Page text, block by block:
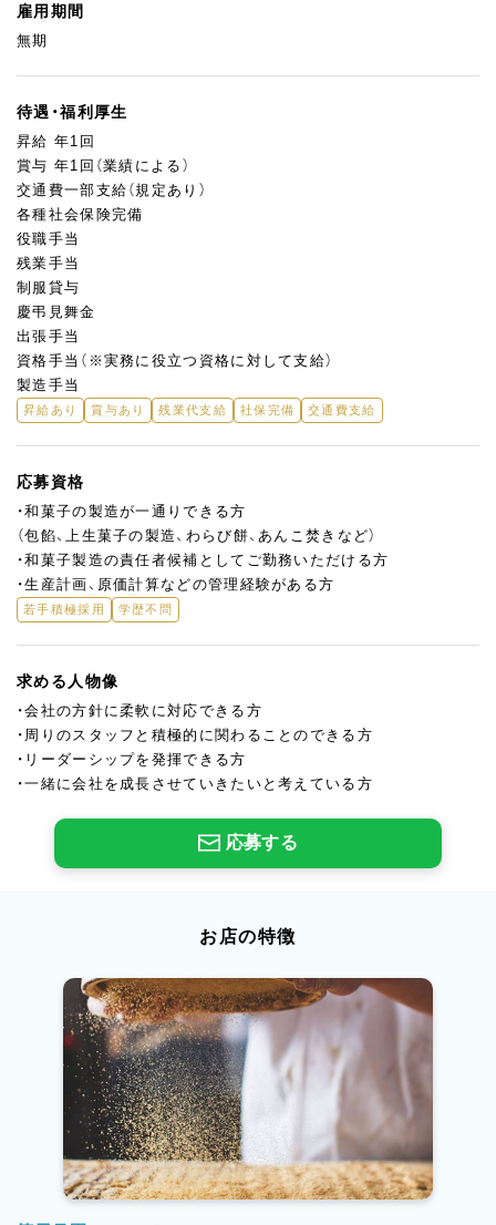
雇用期間
無期
待遇・福利厚生
昇給 年1回
賞与 年1回（業績による）
交通費一部支給（規定あり）
各種社会保険完備
役職手当
残業手当
制服貸与
慶弔⾒舞⾦
出張⼿当
資格⼿当（※実務に役⽴つ資格に対して支給）
製造⼿当
昇給あり 賞与あり 残業代支給 社保完備 交通費支給
応募資格
・和菓子の製造が一通りできる方
（包餡、上生菓子の製造、わらび餅、あんこ焚きなど）
・和菓子製造の責任者候補としてご勤務いただける方
・生産計画、原価計算などの管理経験がある方
若手積極採用 学歴不問
求める人物像
・会社の方針に柔軟に対応できる方
・周りのスタッフと積極的に関わることのできる方
・リーダーシップを発揮できる方
・一緒に会社を成長させていきたいと考えている方
応募する
お店の特徴